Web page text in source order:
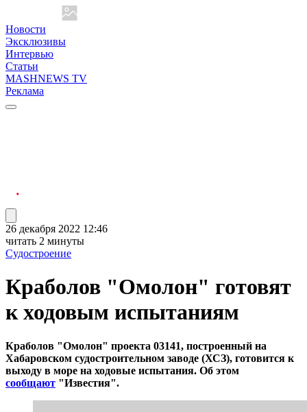
Новости
Эксклюзивы
Интервью
Статьи
MASHNEWS TV
Реклама
26 декабря 2022 12:46
читать 2 минуты
Судостроение
Краболов "Омолон" готовят
к ходовым испытаниям
Краболов "Омолон" проекта 03141, построенный на
Хабаровском судостроительном заводе (ХСЗ), готовится к
выходу в море на ходовые испытания. Об этом
сообщают "Известия".